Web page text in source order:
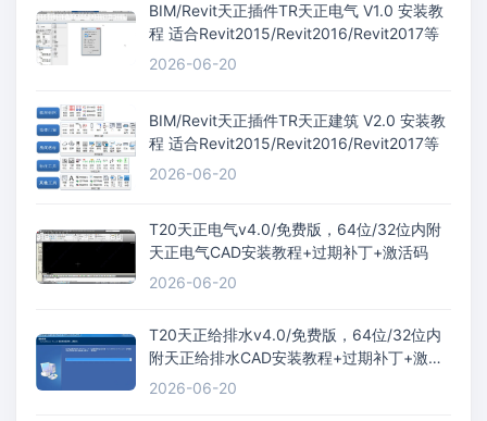
BIM/Revit天正插件TR天正电气 V1.0 安装教
程 适合Revit2015/Revit2016/Revit2017等
2026-06-20
BIM/Revit天正插件TR天正建筑 V2.0 安装教
程 适合Revit2015/Revit2016/Revit2017等
2026-06-20
T20天正电气v4.0/免费版，64位/32位内附
天正电气CAD安装教程+过期补丁+激活码
2026-06-20
T20天正给排水v4.0/免费版，64位/32位内
附天正给排水CAD安装教程+过期补丁+激活
码
2026-06-20